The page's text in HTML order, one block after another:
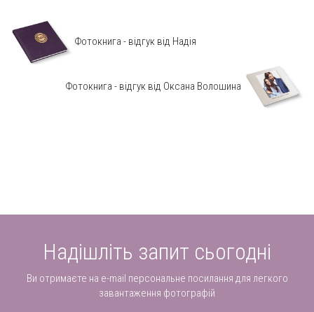
Фотокнига - відгук від Надія
Фотокнига - відгук від Оксана Волошина
Надішліть запит сьогодні
Ви отримаєте на e-mail персональне посилання для легкого
завантаження фотографій